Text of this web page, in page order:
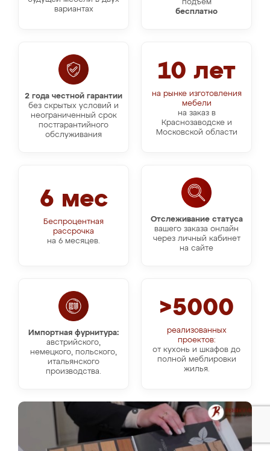
вариантах
подъём
бесплатно
10 лет
на рынке изготовления
мебели
на заказ в
Краснозаводске и
Московской области
2 года честной гарантии
без скрытых условий и
неограниченный срок
постгарантийного
обслуживания
Отслеживание статуса
вашего заказа онлайн
через личный кабинет
на сайте
6 мес
Беспроцентная
рассрочка
на 6 месяцев.
Импортная фурнитура:
австрийского,
немецкого, польского,
итальянского
производства.
>5000
реализованных
проектов:
от кухонь и шкафов до
полной меблировки
жилья.